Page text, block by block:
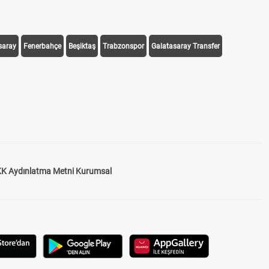
Fenerbahçe Beşiktaş Trabzonspor Galatasaray Transfer
Aydınlatma Metni Kurumsal